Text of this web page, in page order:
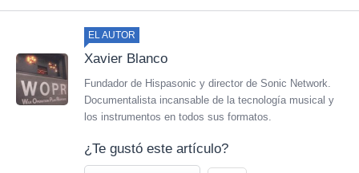
EL AUTOR
Xavier Blanco
Fundador de Hispasonic y director de Sonic Network.
Documentalista incansable de la tecnología musical y
los instrumentos en todos sus formatos.
¿Te gustó este artículo?